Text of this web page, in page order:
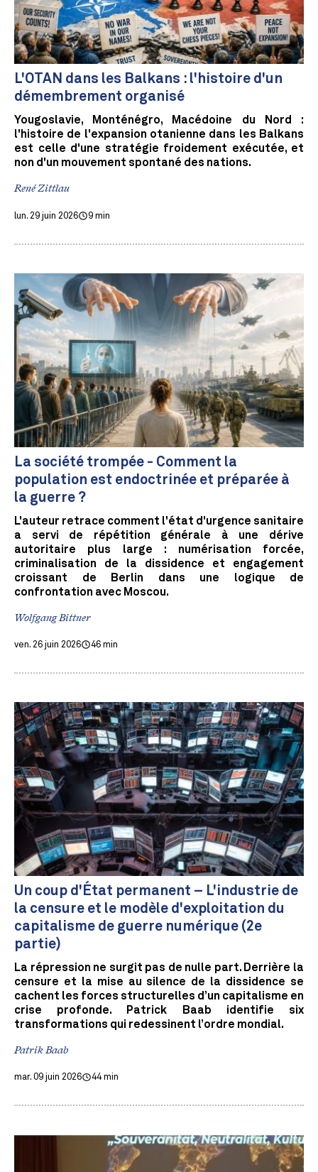
L'OTAN dans les Balkans : l'histoire d'un
démembrement organisé
Yougoslavie, Monténégro, Macédoine du Nord :
l'histoire de l'expansion otanienne dans les Balkans
est celle d'une stratégie froidement exécutée, et
non d'un mouvement spontané des nations.
René Zittlau
lun. 29 juin 2026 9 min
La société trompée - Comment la
population est endoctrinée et préparée à
la guerre ?
L'auteur retrace comment l'état d'urgence sanitaire
a servi de répétition générale à une dérive
autoritaire plus large : numérisation forcée,
criminalisation de la dissidence et engagement
croissant de Berlin dans une logique de
confrontation avec Moscou.
Wolfgang Bittner
ven. 26 juin 2026 46 min
Un coup d'État permanent – L'industrie de
la censure et le modèle d'exploitation du
capitalisme de guerre numérique (2e
partie)
La répression ne surgit pas de nulle part. Derrière la
censure et la mise au silence de la dissidence se
cachent les forces structurelles d’un capitalisme en
crise profonde. Patrick Baab identifie six
transformations qui redessinent l’ordre mondial.
Patrik Baab
mar. 09 juin 2026 44 min